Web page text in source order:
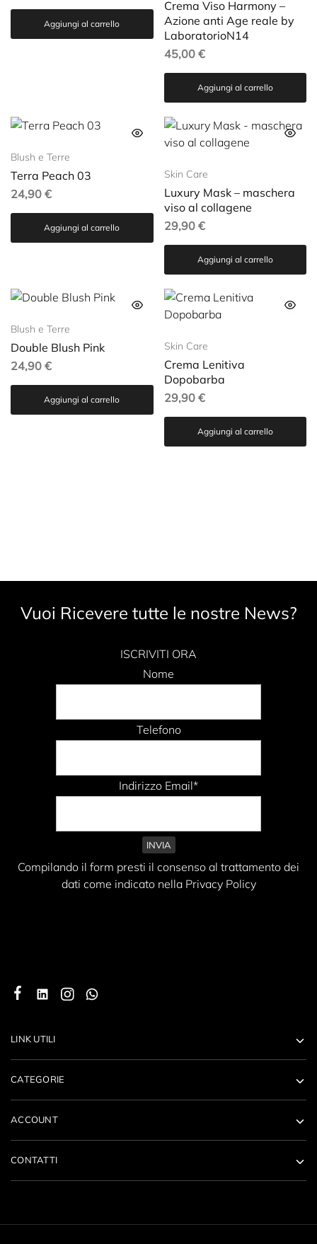
Aggiungi al carrello
Crema Viso Harmony –
Azione anti Age reale by
LaboratorioN14
45,00 €
Aggiungi al carrello
Blush e Terre
Terra Peach 03
24,90 €
Aggiungi al carrello
Skin Care
Luxury Mask – maschera
viso al collagene
29,90 €
Aggiungi al carrello
Blush e Terre
Double Blush Pink
24,90 €
Aggiungi al carrello
Skin Care
Crema Lenitiva
Dopobarba
29,90 €
Aggiungi al carrello
Vuoi Ricevere tutte le nostre News?
ISCRIVITI ORA
Nome
Telefono
Indirizzo Email*
Compilando il form presti il consenso al trattamento dei
dati come indicato nella Privacy Policy
LINK UTILI
CATEGORIE
ACCOUNT
CONTATTI